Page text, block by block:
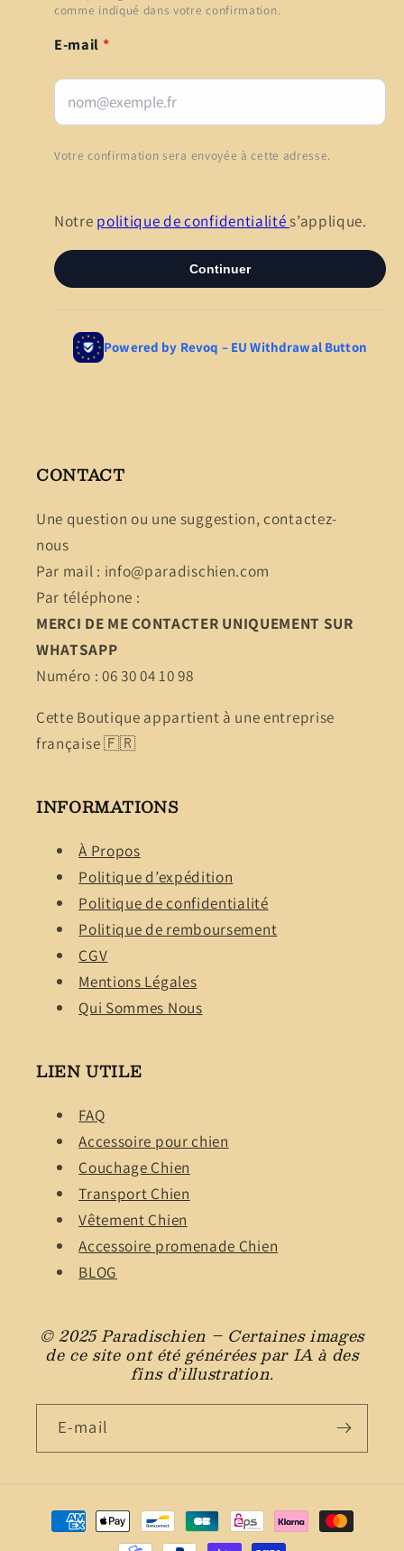
CONTACT
Une question ou une suggestion, contactez-
nous
Par mail : info@paradischien.com
Par téléphone :
MERCI DE ME CONTACTER UNIQUEMENT SUR
WHATSAPP
Numéro : 06 30 04 10 98
Cette Boutique appartient à une entreprise
française 🇫🇷
INFORMATIONS
À Propos
Politique d’expédition
Politique de confidentialité
Politique de remboursement
CGV
Mentions Légales
Qui Sommes Nous
LIEN UTILE
FAQ
Accessoire pour chien
Couchage Chien
Transport Chien
Vêtement Chien
Accessoire promenade Chien
BLOG
© 2025 Paradischien – Certaines images
de ce site ont été générées par IA à des
fins d’illustration.
E-mail
Moyens
de